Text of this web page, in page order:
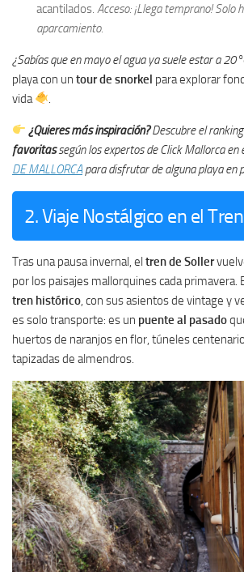
acantilados. Acceso: ¡Llega temprano! Solo
aparcamiento.
¿Sabías que en mayo el agua ya suele estar a
playa con un tour de snorkel para explorar
vida
¿Quieres más inspiración?Descubre el
favoritassegún los expertos de Click Mallorca en
DE MALLORCA para disfrutar de alguna playa en
2. Viaje Nostálgico en el
Tras una pausa invernal, el tren de Soller
por los paisajes mallorquines cada primavera.
tren histórico , con sus asientos de vintage y
es solo transporte: es un puente al pasado
huertos de naranjos en flor, túneles
tapizadas de almendros.